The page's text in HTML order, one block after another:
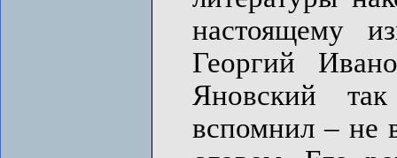
настоящему
Георгий
Яновский
вспомнил – не